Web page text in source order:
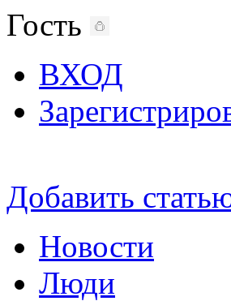
Гость
ВХОД
Добавить
Новости
Люди